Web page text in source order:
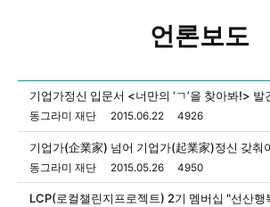
언론보도
기업가정신 입문서 <너만의 ‘ㄱ’을 찾아봐!> 발
동그라미 재단 2015.06.22 4926
기업가(企業家) 넘어 기업가(起業家)정신 갖춰
동그라미 재단 2015.05.26 4950
LCP(로컬챌린지프로젝트) 2기 멤버십 "선산행